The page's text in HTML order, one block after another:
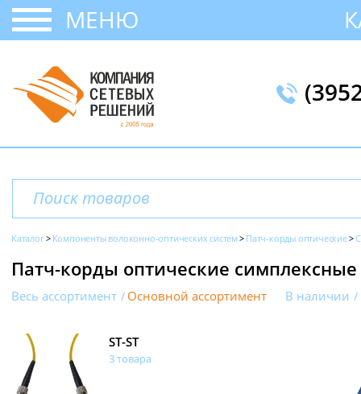
МЕНЮ
Каталог Компоненты волоконно-оптических систем Патч-корды оптические
Патч-корды оптические
Весь ассортимент Основной ассортимент В наличии
ST-ST
3 товара